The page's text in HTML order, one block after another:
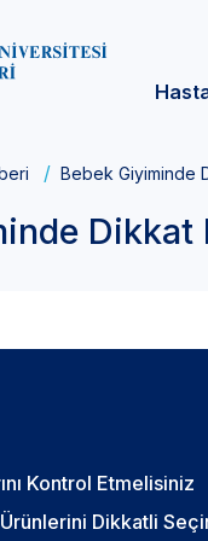
Bebek Giyiminde
Dikkat
Kontrol Etmelisiniz
Dikkatli